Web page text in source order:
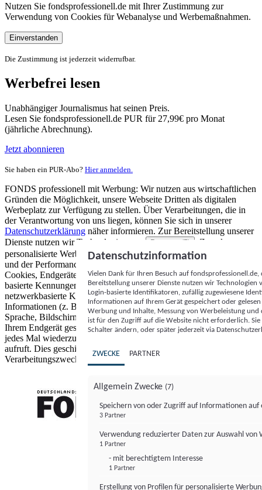
Nutzen Sie fondsprofessionell.de mit Ihrer Zustimmung zur
Verwendung von Cookies für Webanalyse und Werbemaßnahmen.
Einverstanden
Die Zustimmung ist jederzeit widerrufbar.
Werbefrei lesen
Unabhängiger Journalismus hat seinen Preis.
Lesen Sie fondsprofessionell.de PUR für 27,99€ pro Monat
(jährliche Abrechnung).
Jetzt abonnieren
Sie haben ein PUR-Abo? Hier anmelden.
FONDS professionell mit Werbung: Wir nutzen aus wirtschaftlichen
Gründen die Möglichkeit, unsere Webseite Dritten als digitalen
Werbeplatz zur Verfügung zu stellen. Über Verarbeitungen, die in
der Verantwortung von uns liegen, können Sie sich in unserer
Datenschutzerklärung näher informieren. Zur Bereitstellung unserer
Dienste nutzen wir Technologien von
Partnern (5)
. Zwecke:
personalisierte Werbung und Inhalte, Messung von Werbeleistung
und der Performance von Inhalten sowie Zielgruppenforschung.
Cookies, Endgeräte- oder ähnliche Online-Kennungen (z. B. login-
basierte Kennungen, zufällig generierte Kennungen,
netzwerkbasierte Kennungen) können zusammen mit anderen
Informationen (z. B. Browsertyp und Browserinformationen,
Sprache, Bildschirmgröße, unterstützte Technologien usw.) auf
Ihrem Endgerät gespeichert oder von dort ausgelesen werden, um es
jedes Mal wiederzuerkennen, wenn es eine App oder einer Webseite
aufruft. Dies geschieht für einen oder mehrere der hier aufgeführten
Verarbeitungszwecke.
Datenschutzinformation
Vielen Dank für Ihren Besuch auf
Bereitstellung unserer Dienste nutzen wir Technologien
Login-basierte Identifikatoren, zufällig zugewiesene
Informationen auf Ihrem Gerät gespeichert oder
Werbung und Inhalte, Messung von Werbeleistung
ist für den Zugriff auf die Website nicht erforderlich.
Schalter ändern, oder später jederzeit via
ZWECKE PARTNER
Allgemein Zwecke (7)
Speichern von oder Zugriff auf Informationen auf
3 Partner
Verwendung reduzierter Daten zur Auswahl von
1 Partner
- mit berechtigtem Interesse
1 Partner
Erstellung von Profilen für personalisierte
FONDS professionell